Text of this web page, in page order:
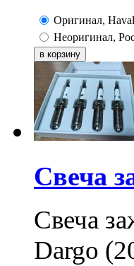
Оригинал, Haval
Неоригинал,
Свеча
Свеча
Dargo